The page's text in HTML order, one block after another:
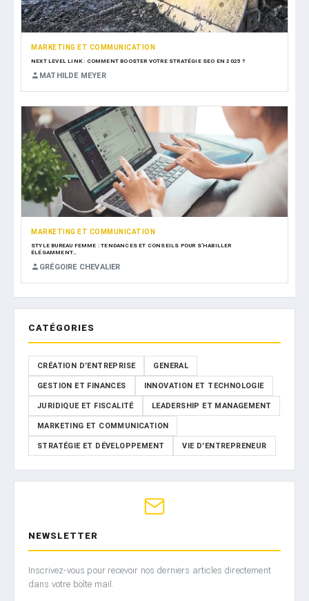
MARKETING ET COMMUNICATION
NEXT LEVEL LINK : COMMENT BOOSTER VOTRE STRATÉGIE SEO EN 2025 ?
MATHILDE MEYER
MARKETING ET COMMUNICATION
STYLE BUREAU FEMME : TENDANCES ET CONSEILS POUR S’HABILLER
ÉLÉGAMMENT…
GRÉGOIRE CHEVALIER
CATÉGORIES
CRÉATION D’ENTREPRISE GENERAL
GESTION ET FINANCES INNOVATION ET TECHNOLOGIE
JURIDIQUE ET FISCALITÉ LEADERSHIP ET MANAGEMENT
MARKETING ET COMMUNICATION
STRATÉGIE ET DÉVELOPPEMENT VIE D’ENTREPRENEUR
NEWSLETTER
Inscrivez-vous pour recevoir nos derniers articles directement
dans votre boîte mail.